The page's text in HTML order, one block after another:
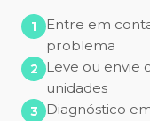
Entre em
problema
Leve ou envie
unidades
Diagnóstico